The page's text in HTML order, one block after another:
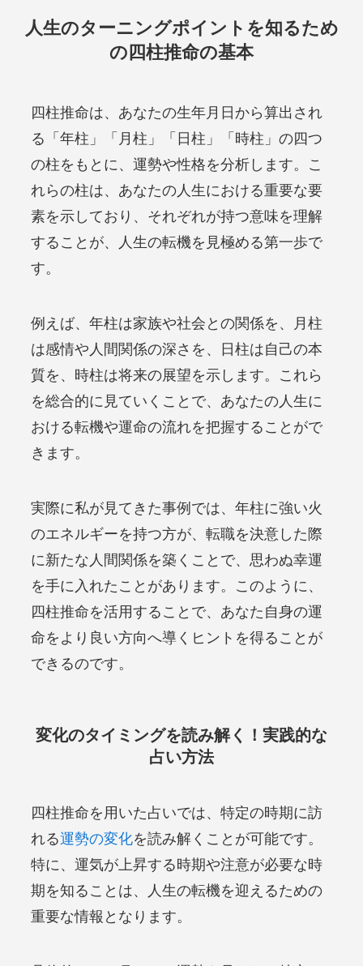
人生のターニングポイントを知るため
の四柱推命の基本
四柱推命は、あなたの生年月日から算出され
る「年柱」「月柱」「日柱」「時柱」の四つ
の柱をもとに、運勢や性格を分析します。こ
れらの柱は、あなたの人生における重要な要
素を示しており、それぞれが持つ意味を理解
することが、人生の転機を見極める第一歩で
す。
例えば、年柱は家族や社会との関係を、月柱
は感情や人間関係の深さを、日柱は自己の本
質を、時柱は将来の展望を示します。これら
を総合的に見ていくことで、あなたの人生に
おける転機や運命の流れを把握することがで
きます。
実際に私が見てきた事例では、年柱に強い火
のエネルギーを持つ方が、転職を決意した際
に新たな人間関係を築くことで、思わぬ幸運
を手に入れたことがあります。このように、
四柱推命を活用することで、あなた自身の運
命をより良い方向へ導くヒントを得ることが
できるのです。
変化のタイミングを読み解く！実践的な
占い方法
四柱推命を用いた占いでは、特定の時期に訪
れる運勢の変化を読み解くことが可能です。
特に、運気が上昇する時期や注意が必要な時
期を知ることは、人生の転機を迎えるための
重要な情報となります。